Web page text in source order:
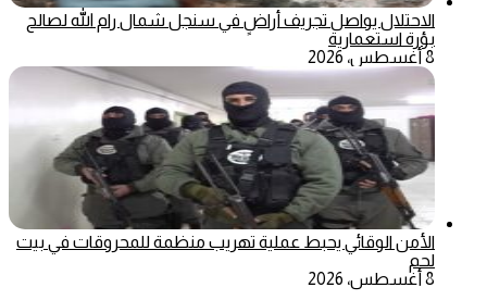
الاحتلال يواصل تجريف أراضٍ في سنجل شمال رام الله لصالح
بؤرة استعمارية
8 أغسطس، 2026
الأمن الوقائي يحبط عملية تهريب منظمة للمحروقات في بيت
لحم
8 أغسطس، 2026